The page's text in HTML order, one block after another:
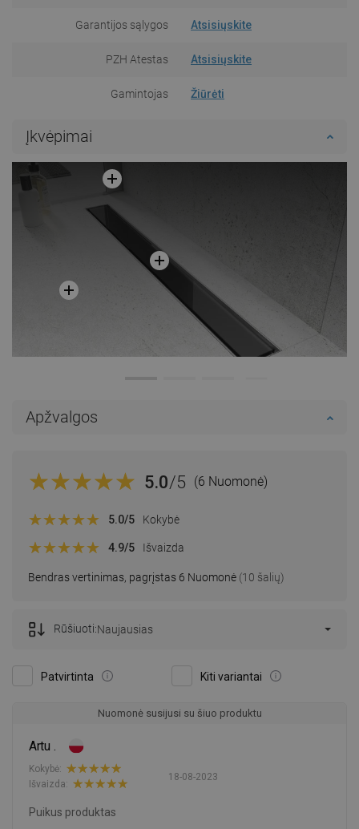
Garantijos sąlygos Atsisiųskite
PZH Atestas Atsisiųskite
Gamintojas Žiūrėti
Įkvėpimai
Apžvalgos
5.0/5 (6 Nuomonė)
Bendras vertinimas, pagrįstas 6 Nuomonė (10 šalių)
5.0/5 Kokybė
4.9/5 Išvaizda
Patvirtinta Kiti variantai
Rūšiuoti:Naujausias
Nuomonė susijusi su šiuo produktu
Artu .
18-08-2023
Kokybė:
Išvaizda:
Puikus produktas